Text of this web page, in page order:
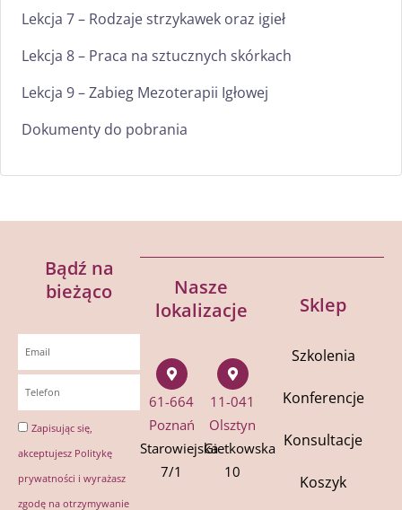
Lekcja 7 – Rodzaje strzykawek oraz igieł
Lekcja 8 – Praca na sztucznych skórkach
Lekcja 9 – Zabieg Mezoterapii Igłowej
Dokumenty do pobrania
Bądź na
bieżąco
Zapisując się,
akceptujesz Politykę
prywatności i wyrażasz
zgodę na otrzymywanie
Nasze
lokalizacje
61-664
Poznań
Starowiejska
7/1
11-041
Olsztyn
Gietkowska
10
Sklep
Szkolenia
Konferencje
Konsultacje
Koszyk